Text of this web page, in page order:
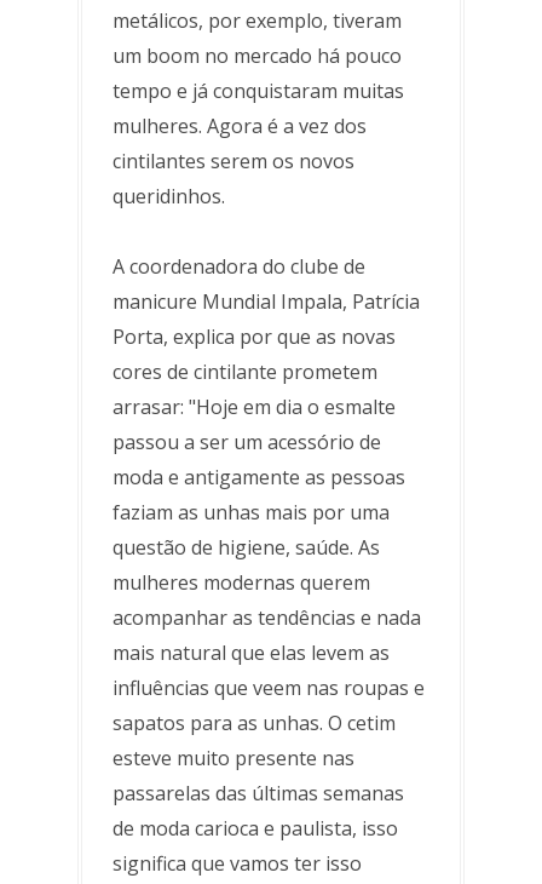
metálicos, por exemplo, tiveram
um boom no mercado há pouco
tempo e já conquistaram muitas
mulheres. Agora é a vez dos
cintilantes serem os novos
queridinhos.
A coordenadora do clube de
manicure Mundial Impala, Patrícia
Porta, explica por que as novas
cores de cintilante prometem
arrasar: "Hoje em dia o esmalte
passou a ser um acessório de
moda e antigamente as pessoas
faziam as unhas mais por uma
questão de higiene, saúde. As
mulheres modernas querem
acompanhar as tendências e nada
mais natural que elas levem as
influências que veem nas roupas e
sapatos para as unhas. O cetim
esteve muito presente nas
passarelas das últimas semanas
de moda carioca e paulista, isso
significa que vamos ter isso